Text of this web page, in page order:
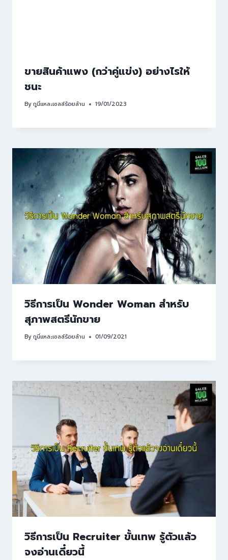
ขายสินค้าแพง (กว่าคู่แข่ง) อย่างไรให้
ชนะ
Byกูนี่แหละเซลล์ร้อยล้าน 19/01/2023
วิธีการเป็น Wonder Woman สำหรับ
สุภาพสตรีนักขาย
Byกูนี่แหละเซลล์ร้อยล้าน 01/09/2021
วิธีการเป็น Recruiter ขั้นเทพ รู้ตัวแล้ว
จงอ่านเดี๋ยวนี้